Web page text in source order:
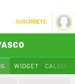
SUSCRÍBETE
WIDGET